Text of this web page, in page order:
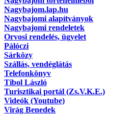
Nagybajom.lap.hu
Nagybajomi alapítványok
Nagybajomi rendeletek
Orvosi rendelés, ügyelet
Pálóczi
Sárközy
Szállás, vendéglátás
Telefonkönyv
Tibol László
Turisztikai portál (Zs.V.K.E.)
Videók (Youtube)
Virág Benedek